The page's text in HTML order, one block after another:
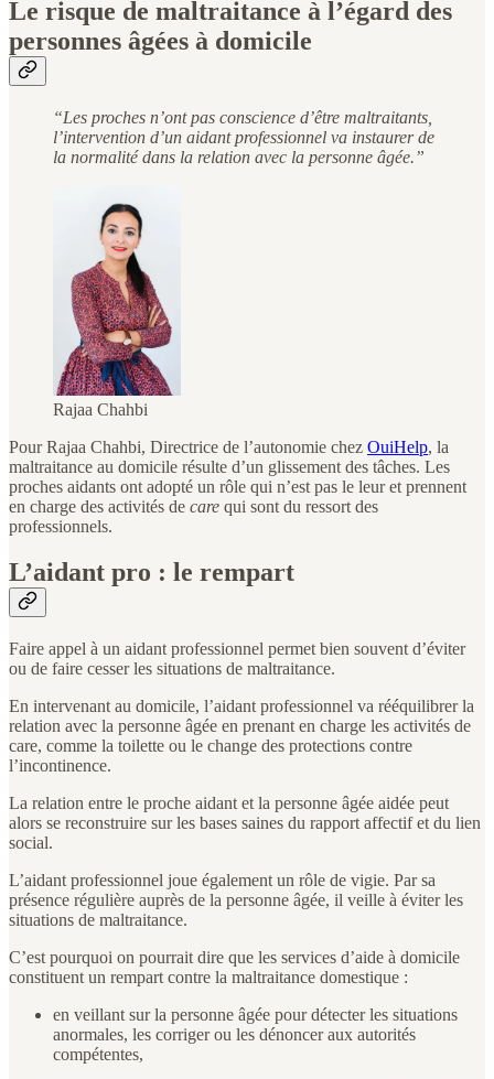
Le risque de maltraitance à l’égard des
personnes âgées à domicile
“Les proches n’ont pas conscience d’être maltraitants,
l’intervention d’un aidant professionnel va instaurer de
la normalité dans la relation avec la personne âgée.”
Rajaa Chahbi
Pour Rajaa Chahbi, Directrice de l’autonomie chez OuiHelp, la
maltraitance au domicile résulte d’un glissement des tâches. Les
proches aidants ont adopté un rôle qui n’est pas le leur et prennent
en charge des activités de care qui sont du ressort des
professionnels.
L’aidant pro : le rempart
Faire appel à un aidant professionnel permet bien souvent d’éviter
ou de faire cesser les situations de maltraitance.
En intervenant au domicile, l’aidant professionnel va rééquilibrer la
relation avec la personne âgée en prenant en charge les activités de
care, comme la toilette ou le change des protections contre
l’incontinence.
La relation entre le proche aidant et la personne âgée aidée peut
alors se reconstruire sur les bases saines du rapport affectif et du lien
social.
L’aidant professionnel joue également un rôle de vigie. Par sa
présence régulière auprès de la personne âgée, il veille à éviter les
situations de maltraitance.
C’est pourquoi on pourrait dire que les services d’aide à domicile
constituent un rempart contre la maltraitance domestique :
en veillant sur la personne âgée pour détecter les situations
anormales, les corriger ou les dénoncer aux autorités
compétentes,